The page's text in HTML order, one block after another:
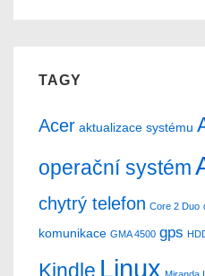
TAGY
Acer aktualizace systému
operační systém
chytrý telefon Core 2 Duo
komunikace GMA 4500 gps
Kindle Linux